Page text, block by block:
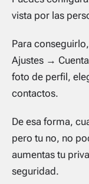
vista por las
Para
Ajustes →
foto de perfil,
contactos.
De esa forma,
pero tu no, no
aumentas tu
seguridad.